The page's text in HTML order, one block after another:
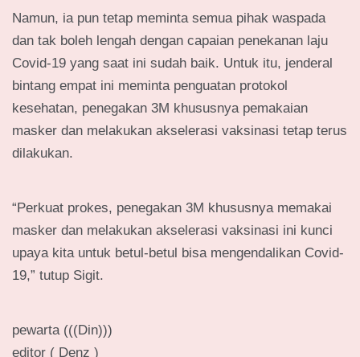
Namun, ia pun tetap meminta semua pihak waspada
dan tak boleh lengah dengan capaian penekanan laju
Covid-19 yang saat ini sudah baik. Untuk itu, jenderal
bintang empat ini meminta penguatan protokol
kesehatan, penegakan 3M khususnya pemakaian
masker dan melakukan akselerasi vaksinasi tetap terus
dilakukan.
“Perkuat prokes, penegakan 3M khususnya memakai
masker dan melakukan akselerasi vaksinasi ini kunci
upaya kita untuk betul-betul bisa mengendalikan Covid-
19,” tutup Sigit.
pewarta (((Din)))
editor ( Denz )